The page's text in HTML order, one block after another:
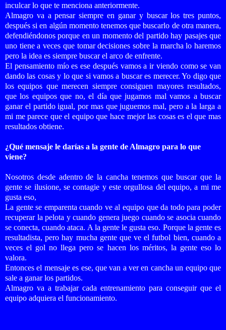
inculcar lo que te menciona anteriormente.
Almagro va a pensar siempre en ganar y buscar los tres puntos,
después si en algún momento tenemos que buscarlo de otra manera,
defendiéndonos porque en un momento del partido hay pasajes que
uno tiene a veces que tomar decisiones sobre la marcha lo haremos
pero la idea es siempre buscar el arco de enfrente.
El pensamiento mío es ese después vamos a ir viendo como se van
dando las cosas y lo que si vamos a buscar es merecer. Yo digo que
los equipos que merecen siempre consiguen mayores resultados,
que los equipos que no, el día que jugamos mal vamos a buscar
ganar el partido igual, por mas que juguemos mal, pero a la larga a
mi me parece que el equipo que hace mejor las cosas es el que mas
resultados obtiene.
¿Qué mensaje le darías a la gente de Almagro para lo que
viene?
Nosotros desde adentro de la cancha tenemos que buscar que la
gente se ilusione, se contagie y este orgullosa del equipo, a mi me
gusta eso,
La gente se emparenta cuando ve al equipo que da todo para poder
recuperar la pelota y cuando genera juego cuando se asocia cuando
se conecta, cuando ataca. A la gente le gusta eso. Porque la gente es
resultadista, pero hay mucha gente que ve el futbol bien, cuando a
veces el gol no llega pero se hacen los méritos, la gente eso lo
valora.
Entonces el mensaje es ese, que van a ver en cancha un equipo que
sale a ganar los partidos.
Almagro va a trabajar cada entrenamiento para conseguir que el
equipo adquiera el funcionamiento.